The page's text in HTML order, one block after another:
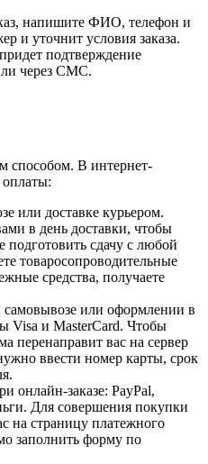
напишите ФИО, телефон и
и уточнит условия заказа.
подтверждение
через СМС.
способом. В интернет-
оплаты:
или доставке курьером.
в день доставки, чтобы
подготовить сдачу с любой
товаросопроводительные
средства, получаете
самовывозе или оформлении в
Visa и MasterCard. Чтобы
перенаправит вас на сервер
ввести номер карты, срок
онлайн-заказе: PayPal,
Для совершения покупки
на страницу платежного
заполнить форму по